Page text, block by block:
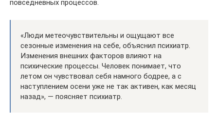
повседневных процессов.
«Люди метеочувствительны и ощущают все
сезонные изменения на себе, объяснил психиатр.
Изменения внешних факторов влияют на
психические процессы. Человек понимает, что
летом он чувствовал себя намного бодрее, а с
наступлением осени уже не так активен, как месяц
назад», — поясняет психиатр.